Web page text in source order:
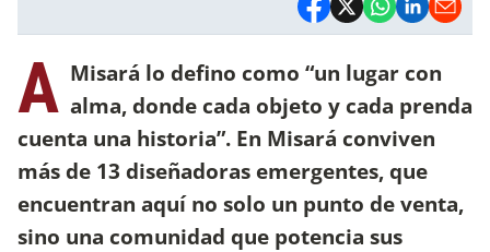
A Misará lo defino como “un lugar con
alma, donde cada objeto y cada prenda
cuenta una historia”. En Misará conviven
más de 13 diseñadoras emergentes, que
encuentran aquí no solo un punto de venta,
sino una comunidad que potencia sus